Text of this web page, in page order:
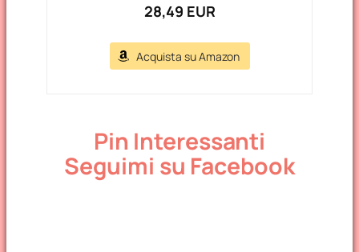
28,49 EUR
Acquista su Amazon
Pin Interessanti
Seguimi su Facebook